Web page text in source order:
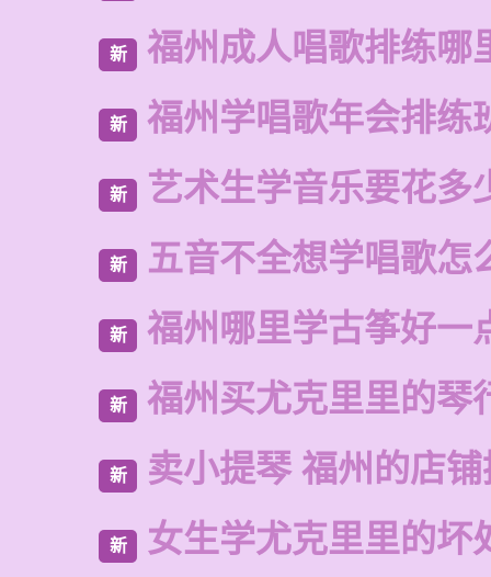
新 福州成人唱歌排练哪
新 福州学唱歌年会排练
新 艺术生学音乐要花多
新 五音不全想学唱歌怎
新 福州哪里学古筝好一
新 福州买尤克里里的琴
新 卖小提琴 福州的店
新 女生学尤克里里的坏